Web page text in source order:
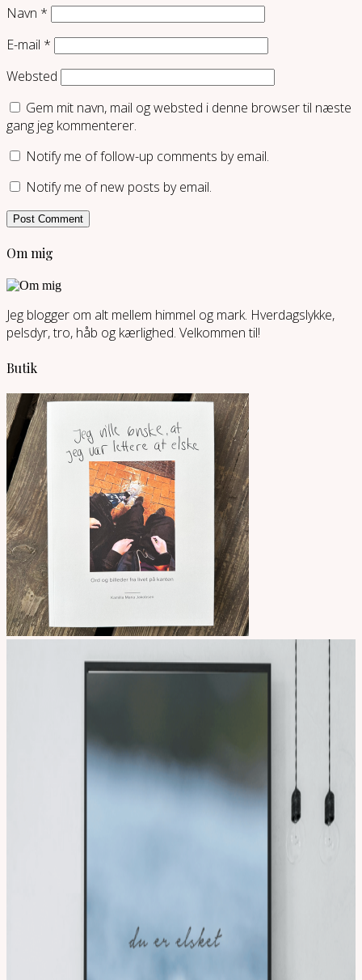
Navn *
E-mail *
Websted
Gem mit navn, mail og websted i denne browser til næste
gang jeg kommenterer.
Notify me of follow-up comments by email.
Notify me of new posts by email.
Om mig
Jeg blogger om alt mellem himmel og mark. Hverdagslykke,
pelsdyr, tro, håb og kærlighed. Velkommen til!
Butik